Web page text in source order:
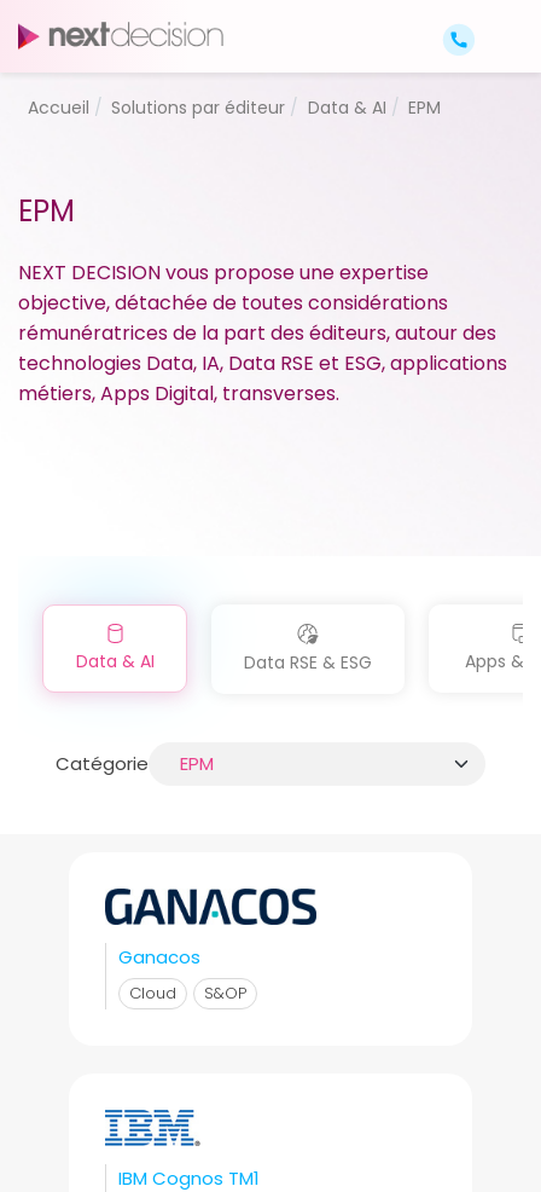
Accueil Solutions par éditeur Data & AI EPM
EPM
NEXT DECISION vous propose une expertise
objective, détachée de toutes considérations
rémunératrices de la part des éditeurs, autour des
technologies Data, IA, Data RSE et ESG, applications
métiers, Apps Digital, transverses.
Data & AI Data RSE & ESG Apps &
Catégorie
Ganacos
Cloud S&OP
IBM Cognos TM1